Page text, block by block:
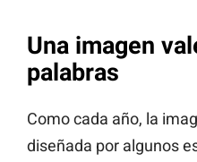
Una imagen
palabras
Como cada año, la
diseñada por algunos